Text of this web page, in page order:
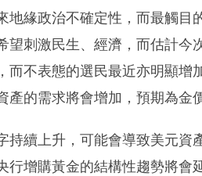
地緣政治不確定性，而最觸目
望刺激民生、經濟，而估計今
而不表態的選民最近亦明顯增
的需求將會增加，預期為金
持續上升，可能會導致美元資
行增購黃金的結構性趨勢將會